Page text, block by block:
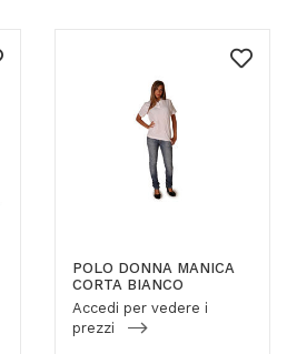
POLO DONNA MANICA
CORTA BIANCO
Accedi per vedere i
prezzi